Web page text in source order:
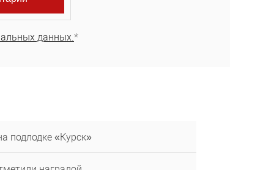
данных. *
подлодке «Курск»